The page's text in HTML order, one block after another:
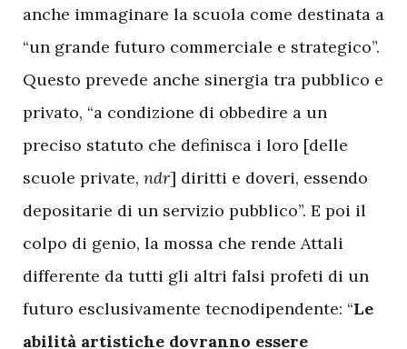
anche immaginare la scuola come destinata a
“un grande futuro commerciale e strategico”.
Questo prevede anche sinergia tra pubblico e
privato, “a condizione di obbedire a un
preciso statuto che definisca i loro [delle
scuole private, ndr] diritti e doveri, essendo
depositarie di un servizio pubblico”. E poi il
colpo di genio, la mossa che rende Attali
differente da tutti gli altri falsi profeti di un
futuro esclusivamente tecnodipendente: “Le
abilità artistiche dovranno essere